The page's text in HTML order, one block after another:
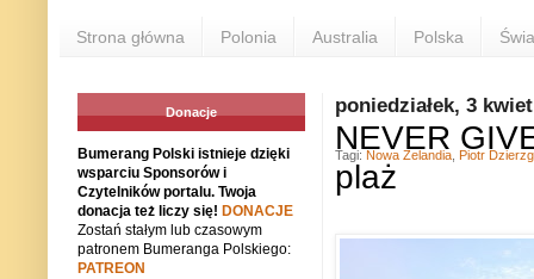
Strona główna Polonia Australia Polska
poniedziałek, 3
NEVER
plaż
Tagi: Nowa Zelandia Piotr
Donacje
Bumerang Polski istnieje dzięki
wsparciu Sponsorów i
Czytelników portalu. Twoja
donacja też liczy się! DONACJE
Zostań stałym lub czasowym
patronem Bumeranga Polskiego:
PATREON